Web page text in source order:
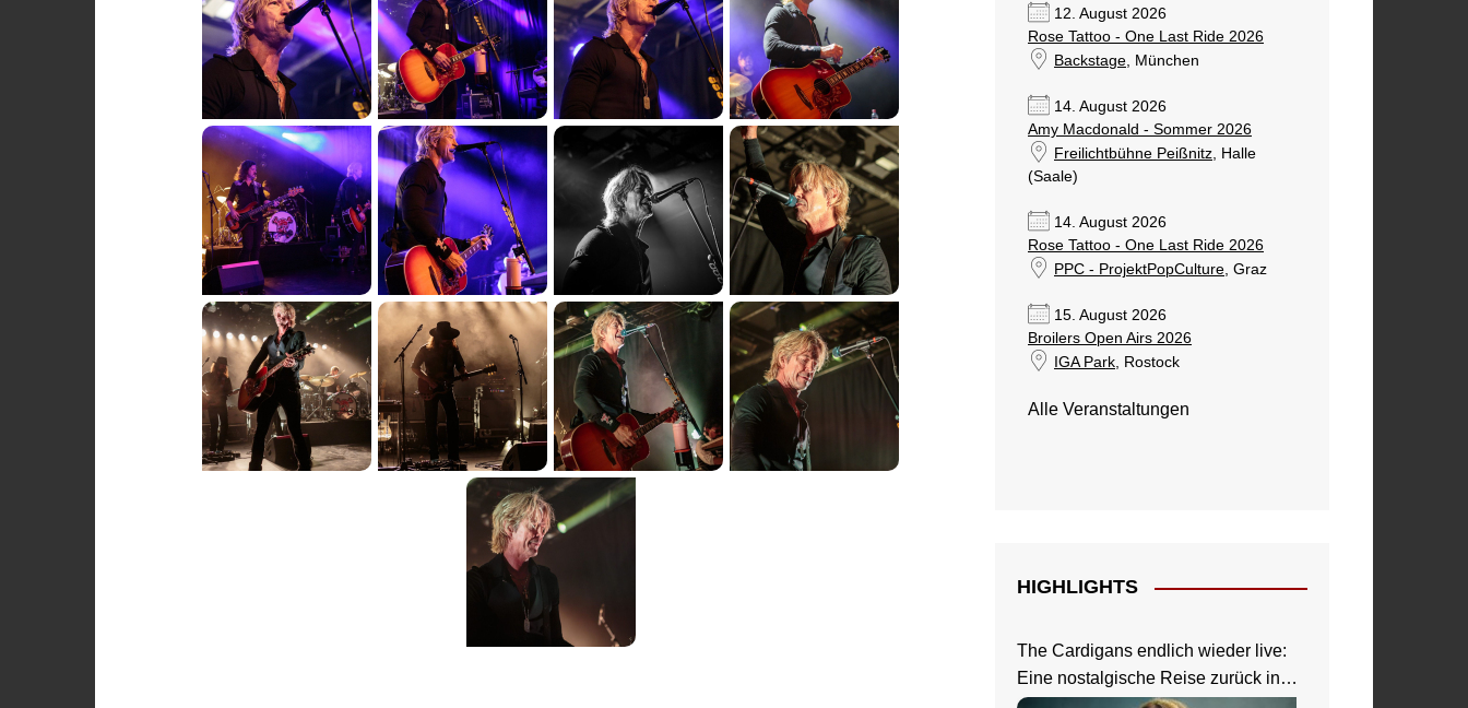
12. August 2026
Rose Tattoo - One Last Ride 2026
Backstage, München
14. August 2026
Amy Macdonald - Sommer 2026
Freilichtbühne Peißnitz, Halle
(Saale)
14. August 2026
Rose Tattoo - One Last Ride 2026
PPC - ProjektPopCulture, Graz
15. August 2026
Broilers Open Airs 2026
IGA Park, Rostock
Alle Veranstaltungen
HIGHLIGHTS
The Cardigans endlich wieder live:
Eine nostalgische Reise zurück in